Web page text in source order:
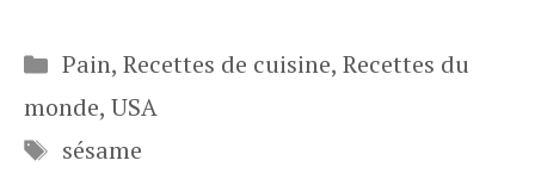
Catégories
Pain, Recettes de cuisine, Recettes du
monde, USA
Étiquettes
sésame